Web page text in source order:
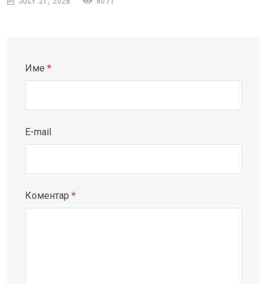
Име *
E-mail
Коментар *